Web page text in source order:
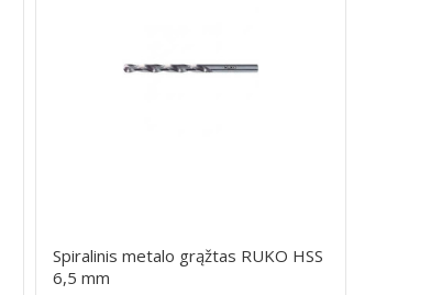
Spiralinis metalo grąžtas RUKO HSS
6,5 mm